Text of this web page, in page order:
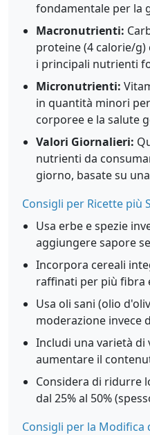
fondamentale per la
Macronutrienti:
proteine (4 calorie/g)
i principali nutrienti
Micronutrienti:
in quantità minori
corporee e la salute
Valori Giornalieri:
nutrienti da
giorno, basate su
Consigli per Ricette più
Usa erbe e spezie
aggiungere sapore
Incorpora cereali
raffinati per più fibra
Usa oli sani (olio
moderazione invece
Includi una varietà
aumentare il
Considera di ridurre
dal 25% al 50%
Consigli per la Modifica